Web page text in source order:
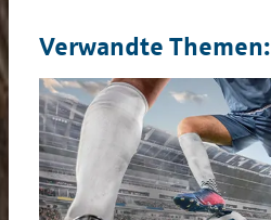
Verwandte Themen: